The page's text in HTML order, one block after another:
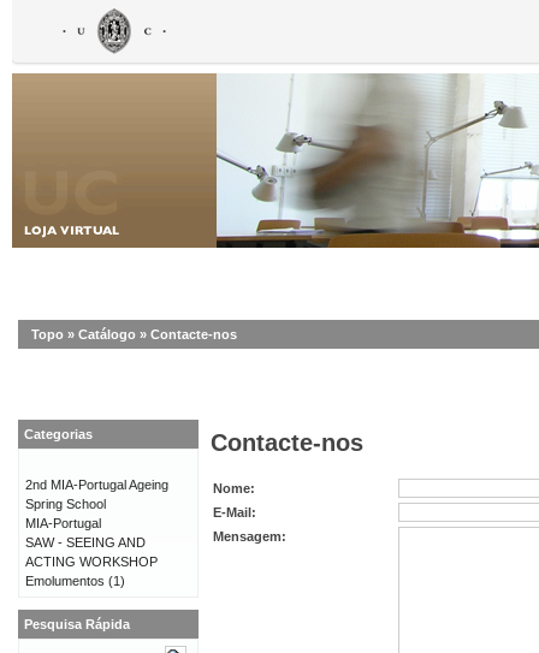
Topo » Catálogo » Contacte-nos
Contacte-nos
Nome:
E-Mail:
Mensagem:
Categorias
2nd MIA-Portugal Ageing
Spring School
MIA-Portugal
SAW - SEEING AND
ACTING WORKSHOP
Emolumentos (1)
Pesquisa Rápida